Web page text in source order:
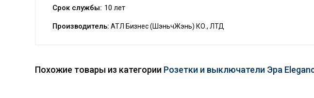
Срок службы: 10 лет
Производитель: АТЛ Бизнес (ШэньчЖэнь) КО., ЛТД
Похожие товары из категории Розетки и выключатели Эра